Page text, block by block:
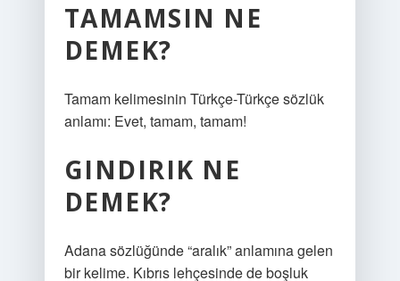
TAMAMSIN NE
DEMEK?
Tamam kelimesinin Türkçe-Türkçe sözlük
anlamı: Evet, tamam, tamam!
GINDIRIK NE
DEMEK?
Adana sözlüğünde “aralık” anlamına gelen
bir kelime. Kıbrıs lehçesinde de boşluk